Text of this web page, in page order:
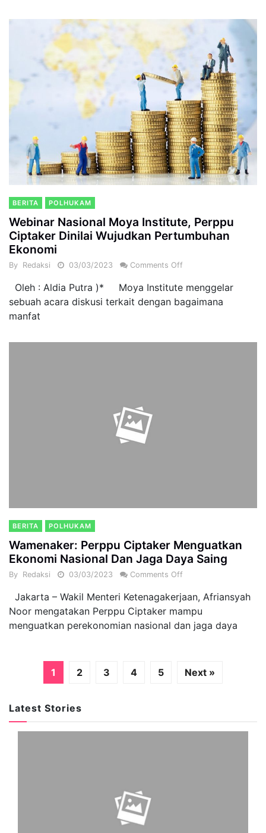
BERITA POLHUKAM
Webinar Nasional Moya Institute, Perppu
Ciptaker Dinilai Wujudkan Pertumbuhan
Ekonomi
By Redaksi 03/03/2023 Comments Off
Oleh : Aldia Putra )* Moya Institute menggelar
sebuah acara diskusi terkait dengan bagaimana
manfat
BERITA POLHUKAM
Wamenaker: Perppu Ciptaker Menguatkan
Ekonomi Nasional Dan Jaga Daya Saing
By Redaksi 03/03/2023 Comments Off
Jakarta – Wakil Menteri Ketenagakerjaan, Afriansyah
Noor mengatakan Perppu Ciptaker mampu
menguatkan perekonomian nasional dan jaga daya
1 2 3 4 5 Next »
Latest Stories